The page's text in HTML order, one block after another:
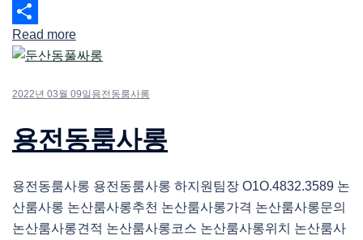
Email
Share
Read more
2022년 03월 09일 용전동룸사롱
용전동룸사롱
용전동룸사롱 용전동룸사롱 하지원팀장 O1O.4832.3589 논
산룸사롱 논산룸사롱추천 논산룸사롱가격 논산룸사롱문의
논산룸사롱견적 논산룸사롱코스 논산룸사롱위치 논산룸사